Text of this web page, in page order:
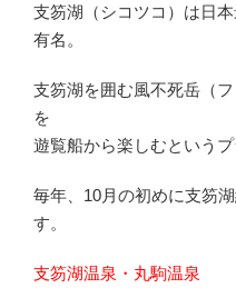
支笏湖（シコツコ）は日
有名。
支笏湖を囲む風不死岳（
を
遊覧船から楽しむという
毎年、10月の初めに支笏
す。
支笏湖温泉・丸駒温泉